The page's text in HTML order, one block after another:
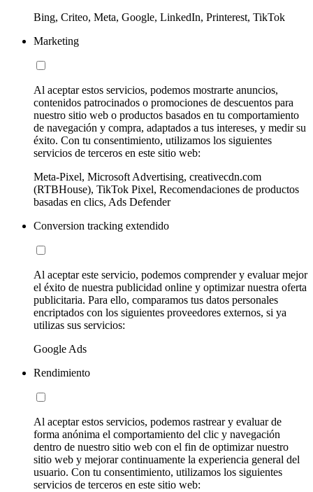
Bing, Criteo, Meta, Google, LinkedIn, Printerest, TikTok
Marketing
Al aceptar estos servicios, podemos mostrarte anuncios,
contenidos patrocinados o promociones de descuentos para
nuestro sitio web o productos basados en tu comportamiento
de navegación y compra, adaptados a tus intereses, y medir su
éxito. Con tu consentimiento, utilizamos los siguientes
servicios de terceros en este sitio web:
Meta-Pixel, Microsoft Advertising, creativecdn.com
(RTBHouse), TikTok Pixel, Recomendaciones de productos
basadas en clics, Ads Defender
Conversion tracking extendido
Al aceptar este servicio, podemos comprender y evaluar mejor
el éxito de nuestra publicidad online y optimizar nuestra oferta
publicitaria. Para ello, comparamos tus datos personales
encriptados con los siguientes proveedores externos, si ya
utilizas sus servicios:
Google Ads
Rendimiento
Al aceptar estos servicios, podemos rastrear y evaluar de
forma anónima el comportamiento del clic y navegación
dentro de nuestro sitio web con el fin de optimizar nuestro
sitio web y mejorar continuamente la experiencia general del
usuario. Con tu consentimiento, utilizamos los siguientes
servicios de terceros en este sitio web: